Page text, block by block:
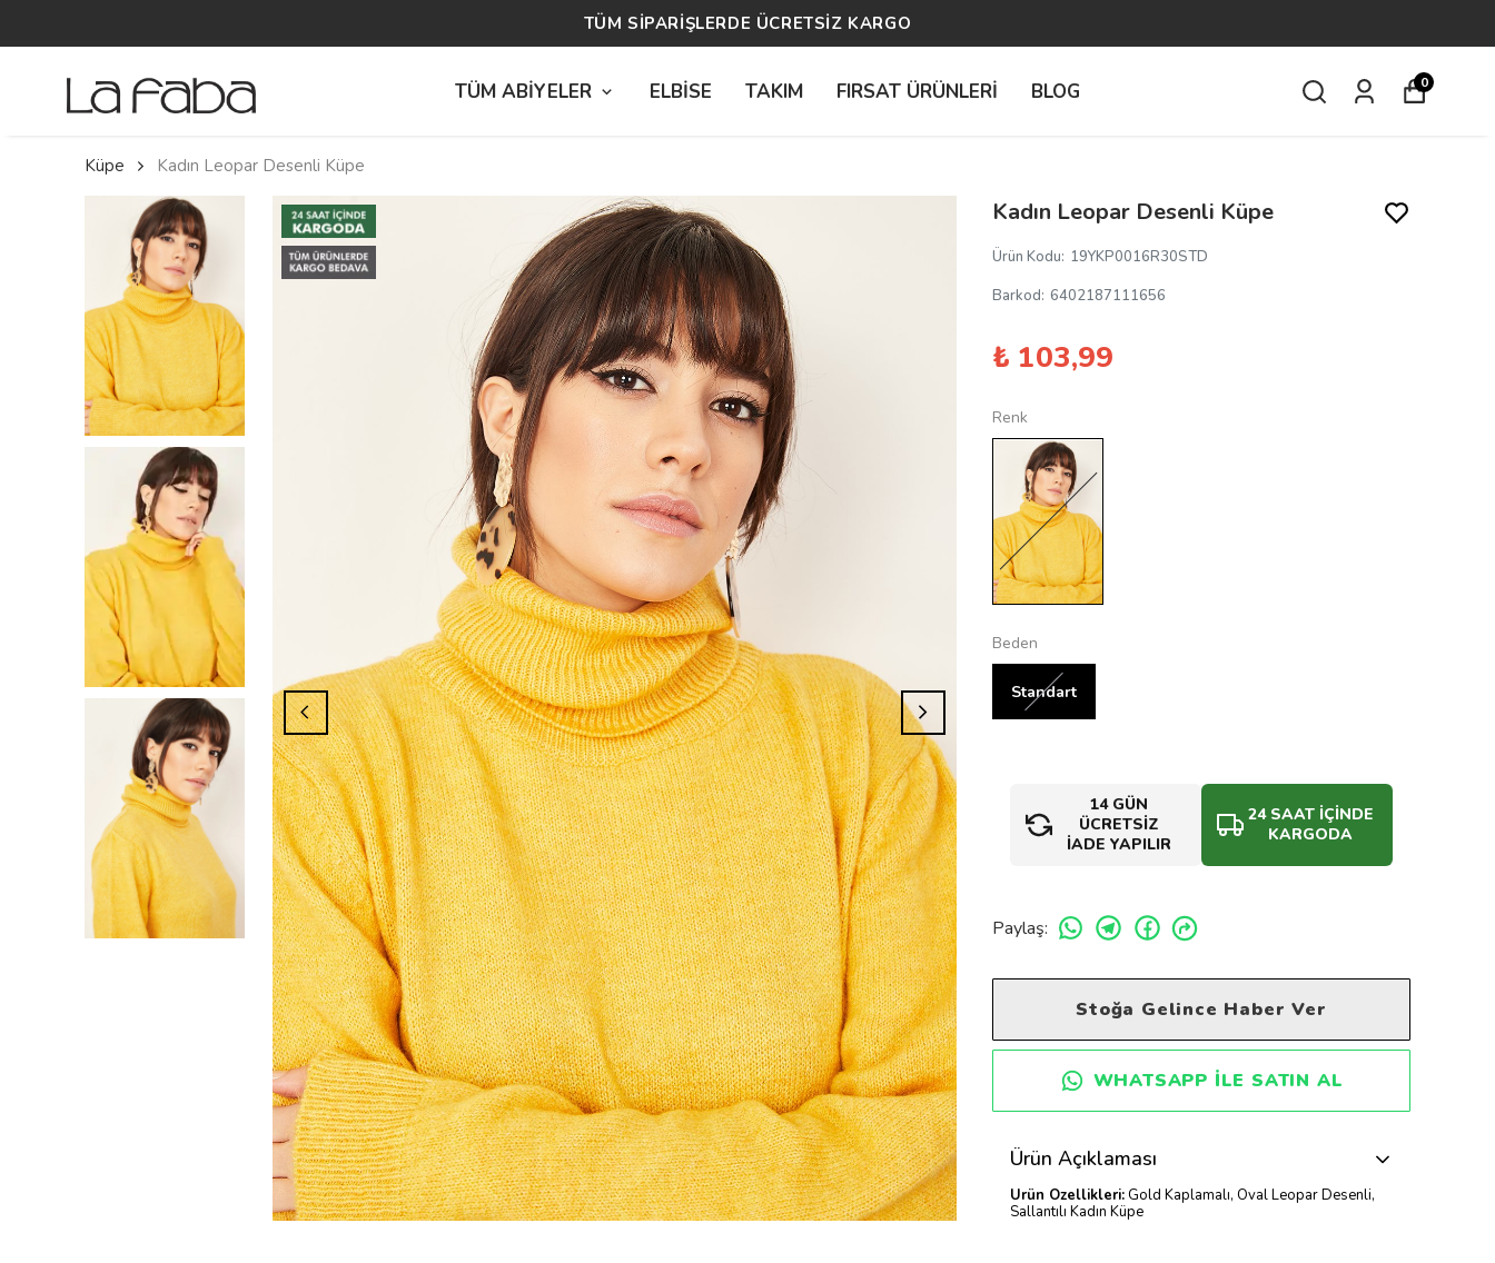
TÜM SİPARİŞLERDE ÜCRETSİZ KARGO
TÜM ABİYELER ELBİSE TAKIM FIRSAT ÜRÜNLERİ BLOG 0
Küpe Kadın Leopar Desenli Küpe
Kadın Leopar Desenli Küpe
Ürün Kodu: 19YKP0016R30STD
Barkod: 6402187111656
₺ 103,99
Renk
Beden
Standart
14 GÜN
ÜCRETSİZ
İADE YAPILIR
24 SAAT İÇİNDE
KARGODA
Paylaş:
Stoğa Gelince Haber Ver
WHATSAPP ILE SATIN AL
Ürün Açıklaması
Ürün Özellikleri:Gold Kaplamalı, Oval Leopar Desenli,
Sallantılı Kadın Küpe